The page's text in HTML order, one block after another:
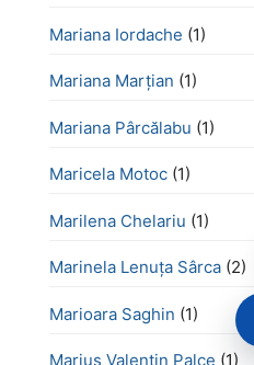
Mariana Iordache (1)
Mariana Marțian (1)
Mariana Pârcălabu (1)
Maricela Motoc (1)
Marilena Chelariu (1)
Marinela Lenuța Sârca (2)
Marioara Saghin (1)
Marius Valentin Palce (1)